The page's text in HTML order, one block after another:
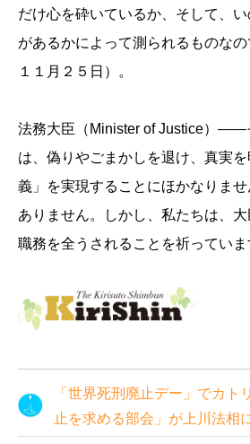
だけ心を砕いているか、そして、
があるかによって測られるものな
１１月２５日）。
法務大臣（Minister of Justice）――
は、偽りやごまかしを退け、真実
義」を実現することにほかなりま
ありません。しかし、私たちは、
職務を全うされることを祈っていま
「世界死刑廃止デー」でカト
止を求める部会」が上川法相